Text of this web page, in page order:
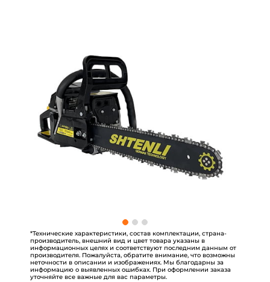
*Технические характеристики, состав комплектации, страна-
производитель, внешний вид и цвет товара указаны в
информационных целях и соответствуют последним данным от
производителя. Пожалуйста, обратите внимание, что возможны
неточности в описании и изображениях. Мы благодарны за
информацию о выявленных ошибках. При оформлении заказа
уточняйте все важные для вас параметры.